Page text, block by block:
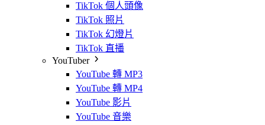
TikTok 個人頭像
TikTok 照片
TikTok 幻燈片
TikTok 直播
YouTuber
YouTube 轉 MP3
YouTube 轉 MP4
YouTube 影片
YouTube 音樂